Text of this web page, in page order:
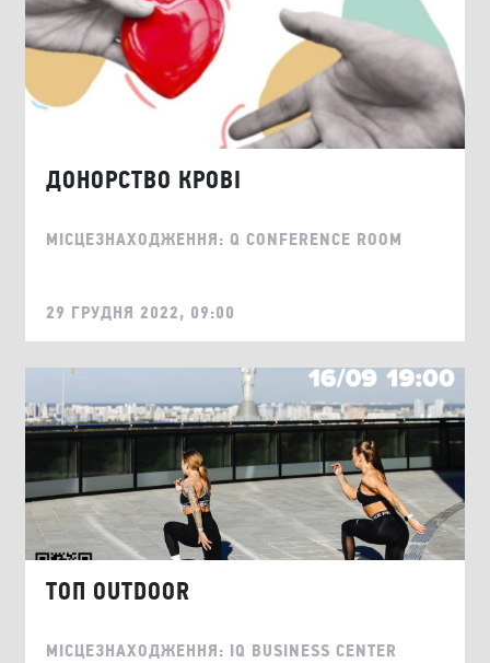
ДОНОРСТВО КРОВІ
МІСЦЕЗНАХОДЖЕННЯ: Q CONFERENCE ROOM
29 ГРУДНЯ 2022, 09:00
ТОП OUTDOOR
МІСЦЕЗНАХОДЖЕННЯ: IQ BUSINESS CENTER